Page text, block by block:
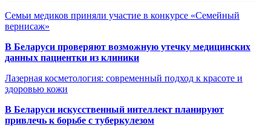
Семьи медиков приняли участие в конкурсе «Семейный
вернисаж»
В Беларуси проверяют возможную утечку медицинских
данных пациентки из клиники
Лазерная косметология: современный подход к красоте и
здоровью кожи
В Беларуси искусственный интеллект планируют
привлечь к борьбе с туберкулезом